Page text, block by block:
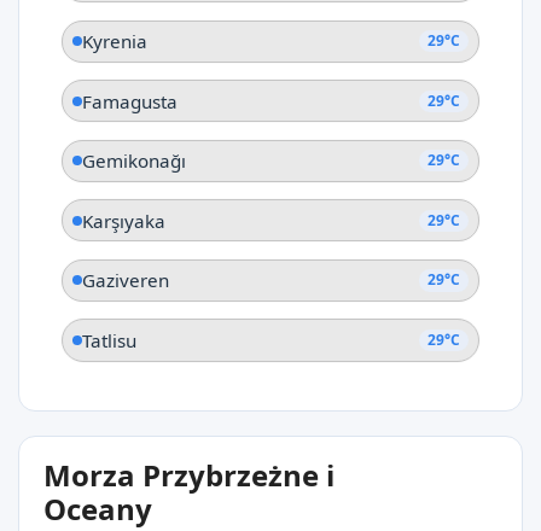
Kyrenia 29°C
Famagusta 29°C
Gemikonağı 29°C
Karşıyaka 29°C
Gaziveren 29°C
Tatlisu 29°C
Morza Przybrzeżne i
Oceany